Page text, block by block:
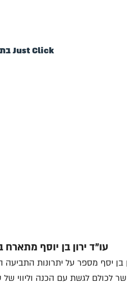
Just Click בתקשורת
עו"ד ירון בן יוסף
לכולם לגשת עם הכנה וליווי